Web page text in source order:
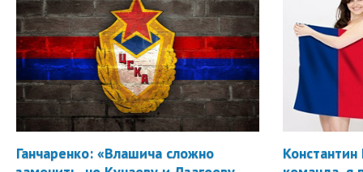
Ганчаренко: «Влашича сложно
Константин